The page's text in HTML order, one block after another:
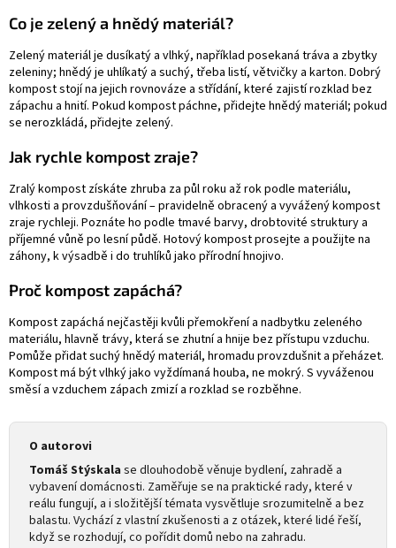
Co je zelený a hnědý materiál?
Zelený materiál je dusíkatý a vlhký, například posekaná tráva a zbytky
zeleniny; hnědý je uhlíkatý a suchý, třeba listí, větvičky a karton. Dobrý
kompost stojí na jejich rovnováze a střídání, které zajistí rozklad bez
zápachu a hnití. Pokud kompost páchne, přidejte hnědý materiál; pokud
se nerozkládá, přidejte zelený.
Jak rychle kompost zraje?
Zralý kompost získáte zhruba za půl roku až rok podle materiálu,
vlhkosti a provzdušňování – pravidelně obracený a vyvážený kompost
zraje rychleji. Poznáte ho podle tmavé barvy, drobtovité struktury a
příjemné vůně po lesní půdě. Hotový kompost prosejte a použijte na
záhony, k výsadbě i do truhlíků jako přírodní hnojivo.
Proč kompost zapáchá?
Kompost zapáchá nejčastěji kvůli přemokření a nadbytku zeleného
materiálu, hlavně trávy, která se zhutní a hnije bez přístupu vzduchu.
Pomůže přidat suchý hnědý materiál, hromadu provzdušnit a přeházet.
Kompost má být vlhký jako vyždímaná houba, ne mokrý. S vyváženou
směsí a vzduchem zápach zmizí a rozklad se rozběhne.
O autorovi
Tomáš Stýskala se dlouhodobě věnuje bydlení, zahradě a
vybavení domácnosti. Zaměřuje se na praktické rady, které v
reálu fungují, a i složitější témata vysvětluje srozumitelně a bez
balastu. Vychází z vlastní zkušenosti a z otázek, které lidé řeší,
když se rozhodují, co pořídit domů nebo na zahradu.